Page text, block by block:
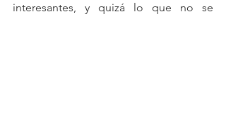
interesantes, y quizá lo que no se